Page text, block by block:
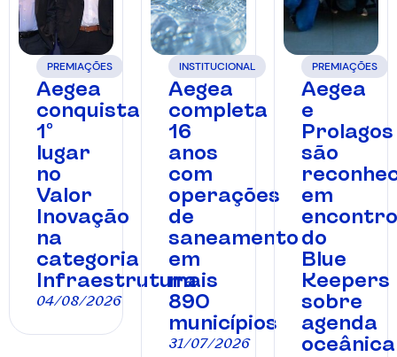
PREMIAÇÕES
Aegea
conquista
1º
lugar
no
Valor
Inovação
na
categoria
Infraestrutura
04/08/2026
INSTITUCIONAL
Aegea
completa
16
anos
com
operações
de
saneamento
em
mais
890
municípios
31/07/2026
PREMIAÇÕES
Aegea
e
Prolagos
são
em
encontro
do
Blue
Keepers
sobre
agenda
oceânica